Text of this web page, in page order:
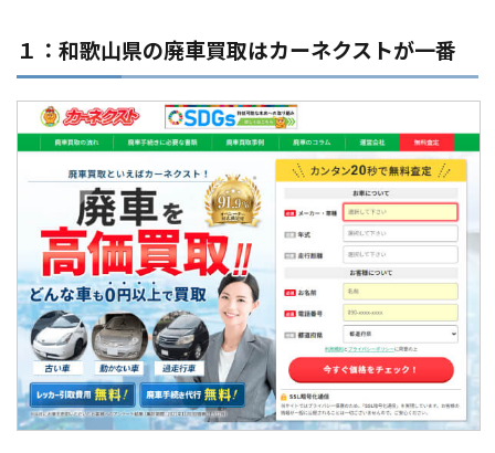
１：和歌山県の廃車買取はカーネクストが一番